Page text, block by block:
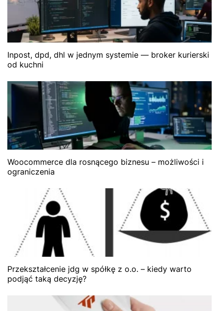
Inpost, dpd, dhl w jednym systemie — broker kurierski
od kuchni
Woocommerce dla rosnącego biznesu – możliwości i
ograniczenia
Przekształcenie jdg w spółkę z o.o. – kiedy warto
podjąć taką decyzję?